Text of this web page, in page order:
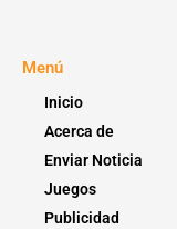
Menú
Inicio
Acerca de
Enviar Noticia
Juegos
Publicidad